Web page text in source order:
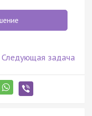
Следующая задача